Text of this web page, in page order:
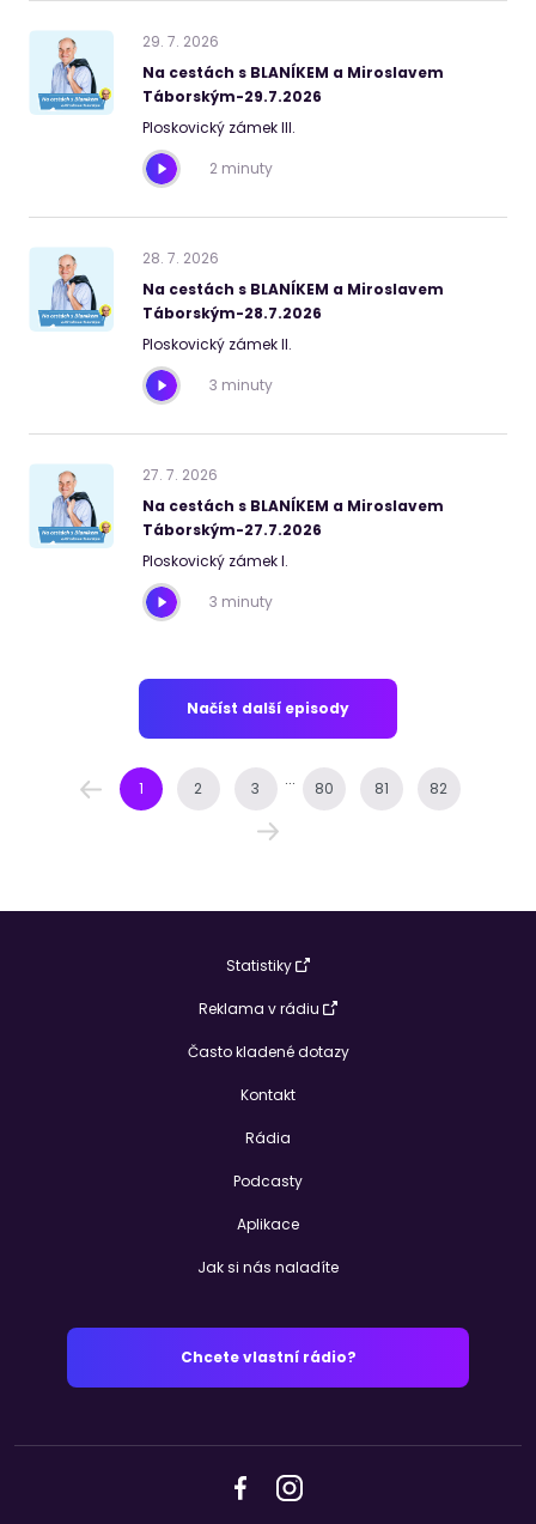
29. 7. 2026
Na cestách s BLANÍKEM a Miroslavem
Táborským-29.7.2026
Ploskovický zámek III.
2 minuty
28. 7. 2026
Na cestách s BLANÍKEM a Miroslavem
Táborským-28.7.2026
Ploskovický zámek II.
3 minuty
27. 7. 2026
Na cestách s BLANÍKEM a Miroslavem
Táborským-27.7.2026
Ploskovický zámek I.
3 minuty
Načíst další episody
1 2 3 ... 80 81 82
Statistiky
Reklama v rádiu
Často kladené dotazy
Kontakt
Rádia
Podcasty
Aplikace
Jak si nás naladíte
Chcete vlastní rádio?